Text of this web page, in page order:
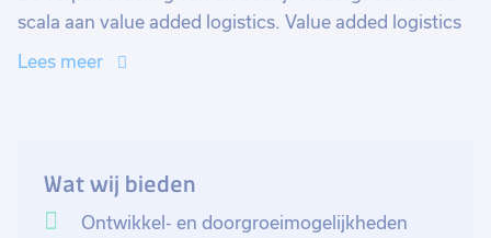
scala aan value added logistics. Value added logistics
is het creëren van toegevoegde waarde in de
fruit.
Lees meer
Wat wij bieden
Ontwikkel- en doorgroeimogelijkheden